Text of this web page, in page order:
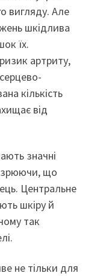
вигляду. Але
шкідлива
їх.
артриту,
кількість
від
значні
що
Центральне
шкіру й
так
не тільки для